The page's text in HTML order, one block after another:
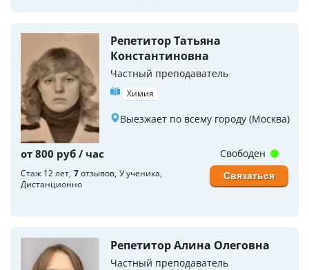
Репетитор Татьяна
Константиновна
Частный преподаватель
Химия
Выезжает по всему городу (Москва)
от 800 руб / час
Стаж 12 лет 7отзывов У ученика
Дистанционно
Свободен
Связаться
Репетитор Алина Олеговна
Частный преподаватель